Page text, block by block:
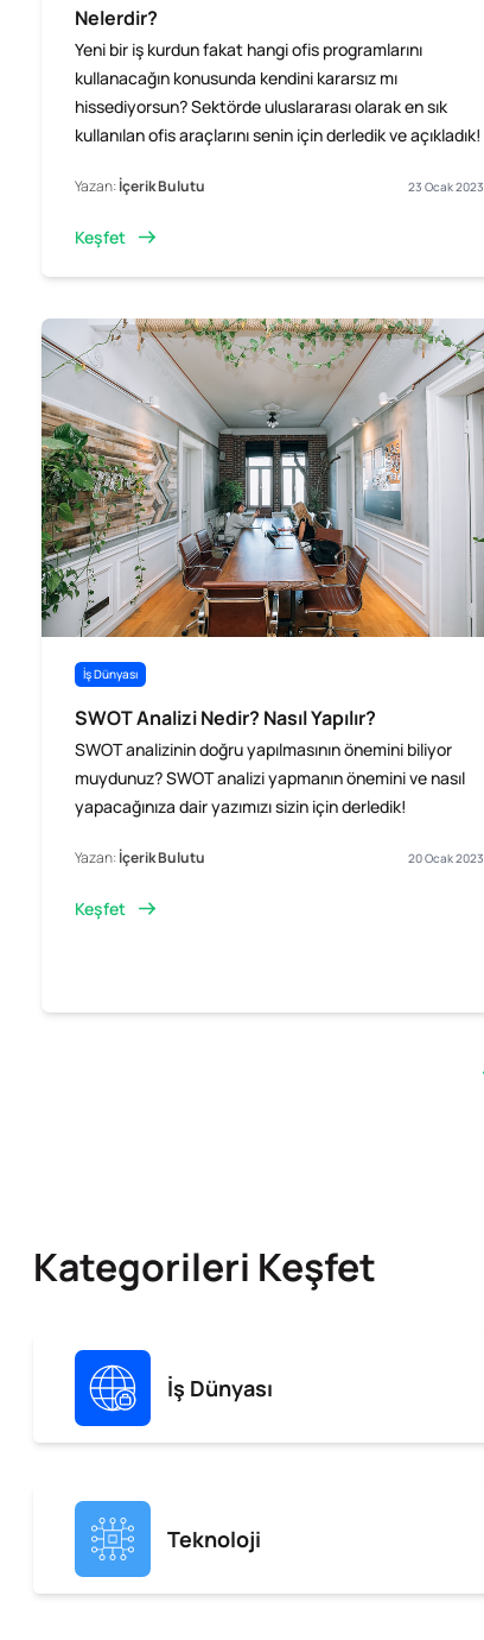
Nelerdir?
Yeni bir iş kurdun fakat hangi ofis programlarını
kullanacağın konusunda kendini kararsız mı
hissediyorsun? Sektörde uluslararası olarak en sık
kullanılan ofis araçlarını senin için derledik ve açıkladık!
Yazan:İçerik Bulutu 23 Ocak 2023
Keşfet
İş Dünyası
SWOT Analizi Nedir? Nasıl Yapılır?
SWOT analizinin doğru yapılmasının önemini biliyor
muydunuz? SWOT analizi yapmanın önemini ve nasıl
yapacağınıza dair yazımızı sizin için derledik!
Yazan:İçerik Bulutu 20 Ocak 2023
Keşfet
Kategorileri Keşfet
İş Dünyası
Teknoloji